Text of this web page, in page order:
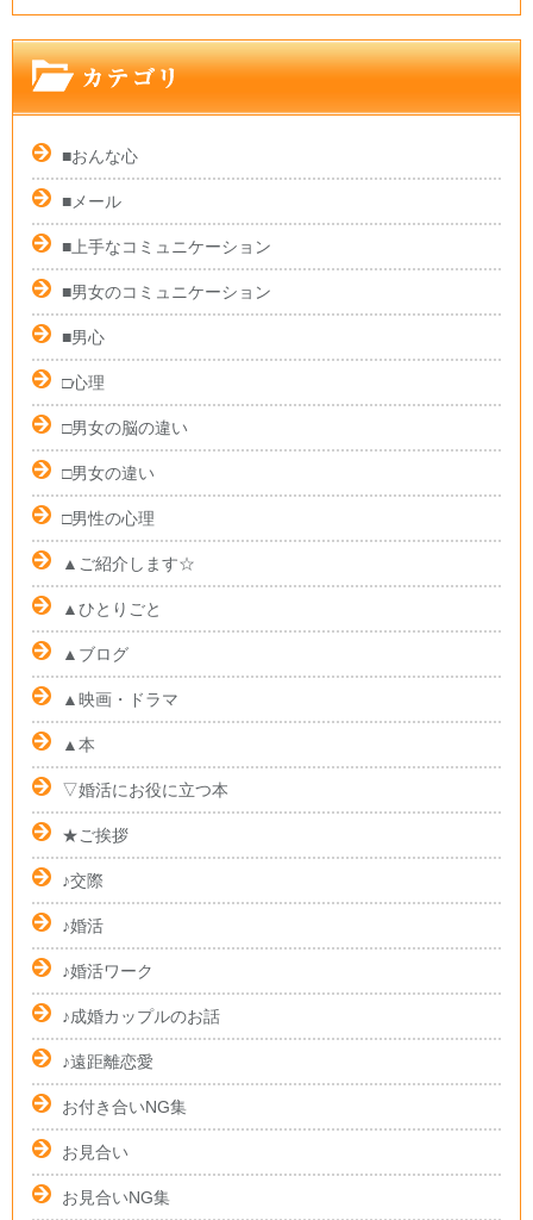
■おんな心
■メール
■上手なコミュニケーション
■男女のコミュニケーション
■男心
□心理
□男女の脳の違い
□男女の違い
□男性の心理
▲ご紹介します☆
▲ひとりごと
▲ブログ
▲映画・ドラマ
▲本
▽婚活にお役に立つ本
★ご挨拶
♪交際
♪婚活
♪婚活ワーク
♪成婚カップルのお話
♪遠距離恋愛
お付き合いNG集
お見合い
お見合いNG集